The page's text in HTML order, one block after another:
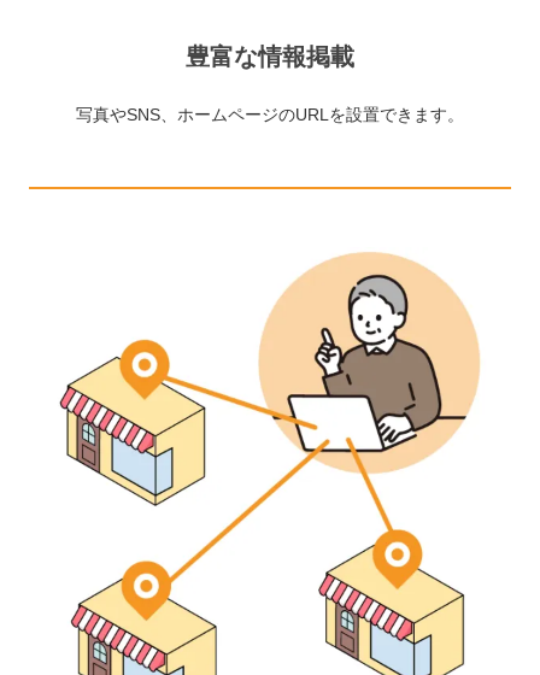
豊富な情報掲載
写真やSNS、ホームページのURLを設置できます。